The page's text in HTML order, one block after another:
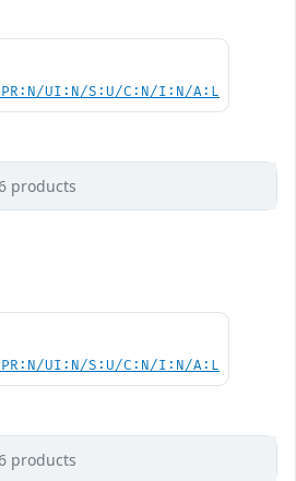
PR:N/UI:N/S:U/C:N/I:N/A:L
products
PR:N/UI:N/S:U/C:N/I:N/A:L
products